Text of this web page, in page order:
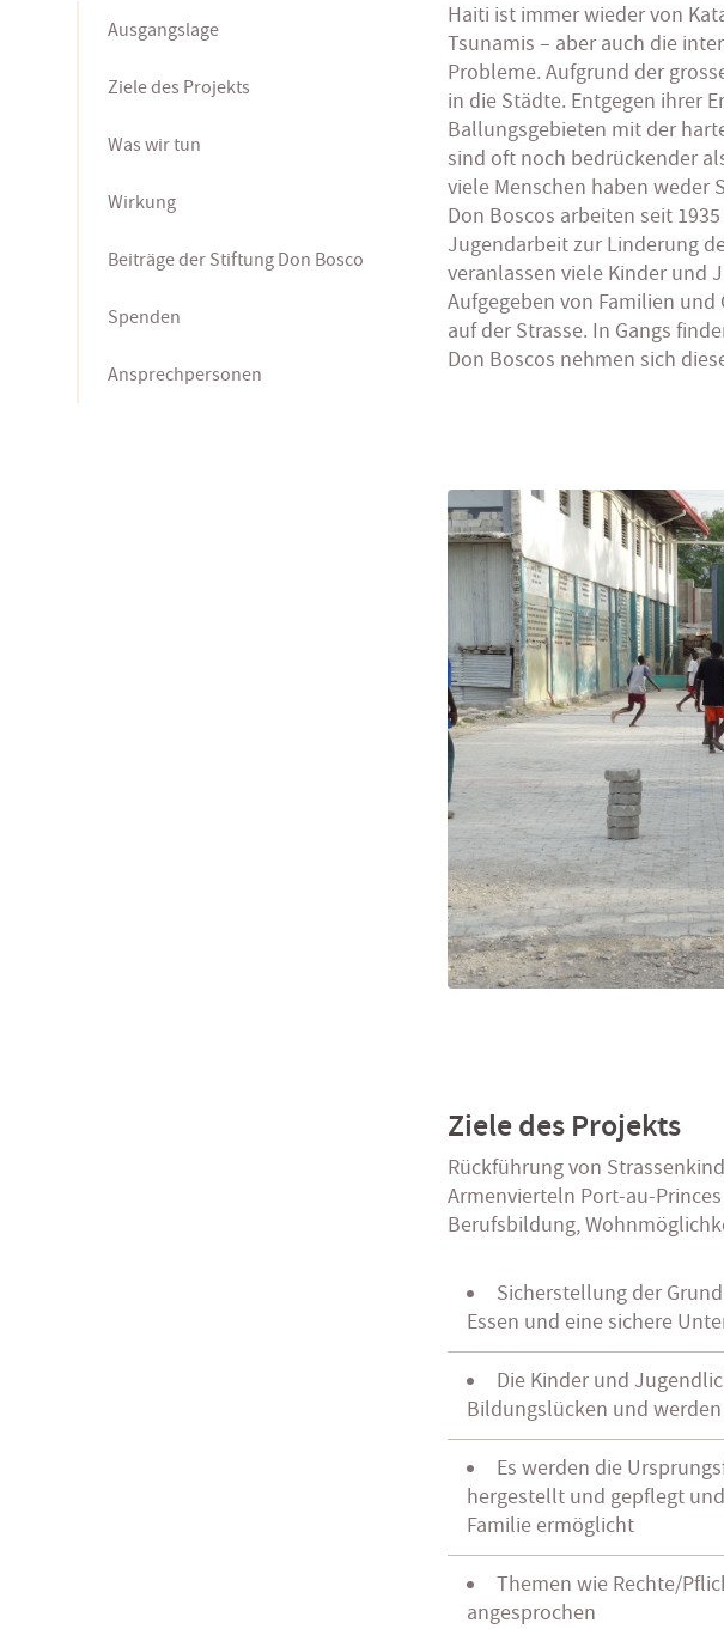
Haiti ist immer wieder von
Tsunamis – aber auch die
Probleme. Aufgrund der
in die Städte. Entgegen ihrer
Ballungsgebieten mit der
sind oft noch bedrückender
viele Menschen haben weder
Don Boscos arbeiten seit
Jugendarbeit zur Linderung
veranlassen viele Kinder und
Aufgegeben von Familien
auf der Strasse. In Gangs
Don Boscos nehmen sich
Ziele des Projekts
Rückführung von
Armenvierteln Port-au-
Berufsbildung,
Sicherstellung der
Essen und eine sichere
Die Kinder und
Bildungslücken und
Es werden die
hergestellt und gepflegt
Familie ermöglicht
Themen wie Rechte/
angesprochen
Ausgangslage
Ziele des Projekts
Was wir tun
Wirkung
Beiträge der Stiftung Don Bosco
Spenden
Ansprechpersonen